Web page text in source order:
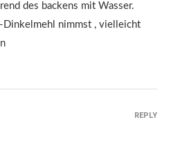
des backens mit Wasser.
Dinkelmehl nimmst , vielleicht
REPLY